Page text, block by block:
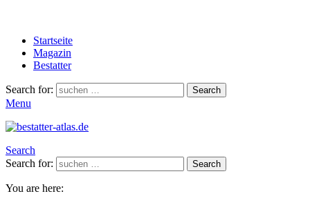
Startseite
Magazin
Bestatter
Search for: Search
Menu
Search
Search for:
Search
You are here: